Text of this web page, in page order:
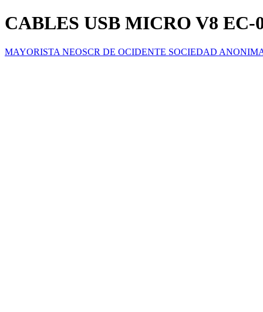
CABLES USB MICRO V8
MAYORISTA NEOSCR DE OCIDENTE SOCIEDAD